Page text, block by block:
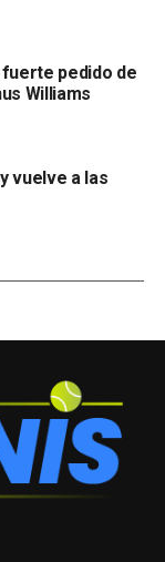
fuerte pedido de
Williams
vuelve a las